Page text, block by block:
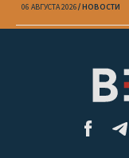
06 АВГУСТА 2026 НОВОСТИ